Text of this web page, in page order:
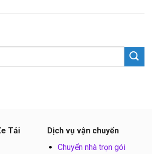
Tải
Dịch vụ vận chuyển
Chuyển nhà trọn gói